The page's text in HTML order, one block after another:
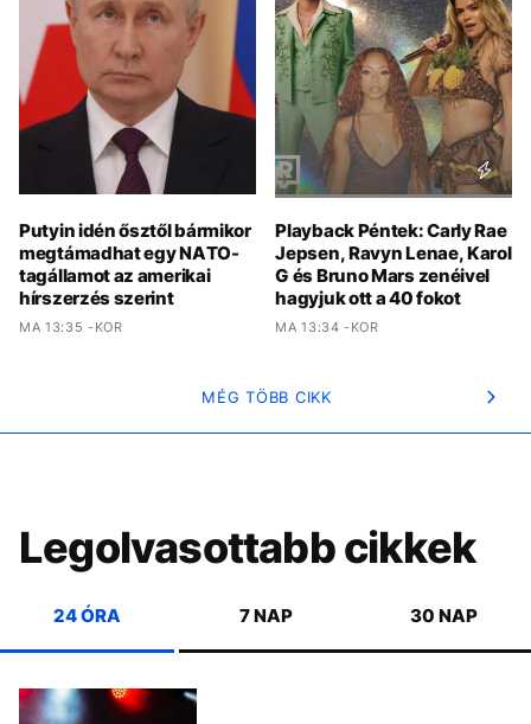
Putyin idén ősztől bármikor
megtámadhat egy NATO-
tagállamot az amerikai
hírszerzés szerint
MA 13:35 -KOR
Playback Péntek: Carly Rae
Jepsen, Ravyn Lenae, Karol
G és Bruno Mars zenéivel
hagyjuk ott a 40 fokot
MA 13:34 -KOR
MÉG TÖBB CIKK
Legolvasottabb cikkek
24 ÓRA 7 NAP 30 NAP